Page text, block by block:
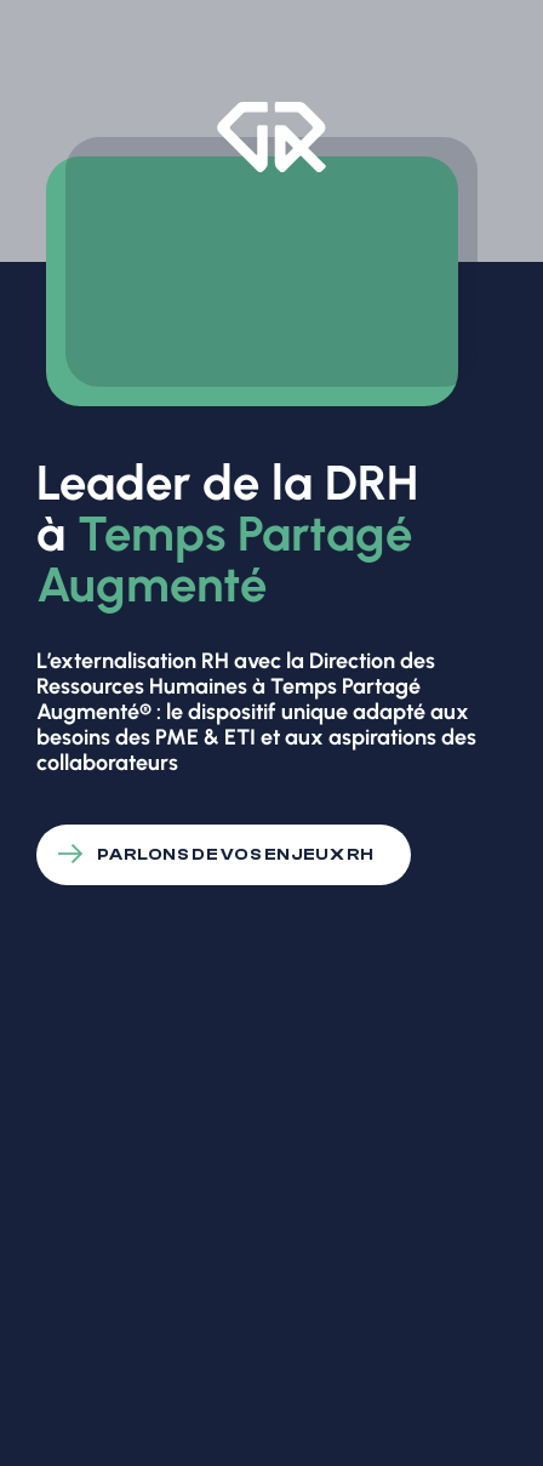
Leader de la DRH
à Temps Partagé
Augmenté
L’externalisation RH avec la Direction des
Ressources Humaines à Temps Partagé
Augmenté® : le dispositif unique adapté aux
besoins des PME & ETI et aux aspirations des
collaborateurs
PARLONS DE VOS ENJEUX RH